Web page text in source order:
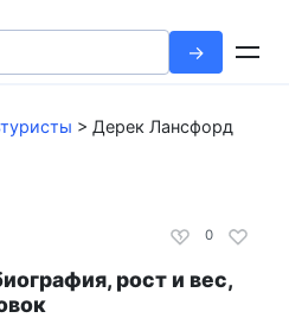
> Дерек Лансфорд
0
рост и вес,